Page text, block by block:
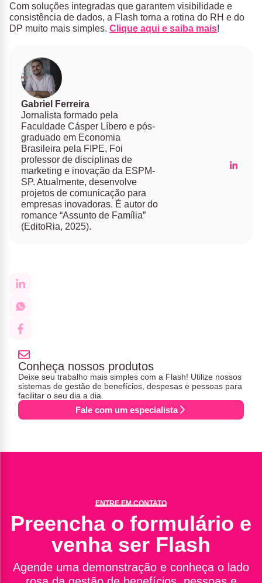
Com soluções integradas que garantem visibilidade e
consistência de dados, a Flash torna a rotina do RH e do
DP muito mais simples. Clique aqui e saiba mais!
Gabriel Ferreira
Jornalista formado pela
Faculdade Cásper Líbero e pós-
graduado em Economia
Brasileira pela FIPE, Foi
professor de disciplinas de
marketing e inovação da ESPM-
SP. Atualmente, desenvolve
projetos de comunicação para
empresas inovadoras. É autor do
romance “Assunto de Família”
(EditoRia, 2025).
Conheça nossos produtos
Deixe seu trabalho mais simples com a Flash! Utilize nossos
sistemas de gestão de benefícios, despesas e pessoas para
facilitar o seu dia a dia.
Fale com um especialista
ENTRE EM CONTATO
Preencha o formulário e
venha ser Flash
Agende uma demonstração e conheça o lado